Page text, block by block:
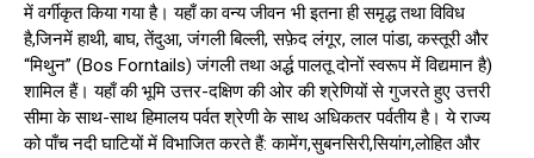
में वर्गीकृत किया गया है। यहाँ का वन्य जीवन भी इतना ही समृद्ध तथा विविध
है,जिनमें हाथी, बाघ, तेंदुआ, जंगली बिल्ली, सफ़ेद लंगूर, लाल पांडा, कस्तूरी और
“मिथुन” (Bos Forntails) जंगली तथा अर्द्ध पालतू दोनों स्वरूप में विद्यमान है)
शामिल हैं। यहाँ की भूमि उत्तर-दक्षिण की ओर की श्रेणियों से गुजरते हुए उत्तरी
सीमा के साथ-साथ हिमालय पर्वत श्रेणी के साथ अधिकतर पर्वतीय है। ये राज्य
को पाँच नदी घाटियों में विभाजित करते हैं: कामेंग,सुबनसिरी,सियांग,लोहित और